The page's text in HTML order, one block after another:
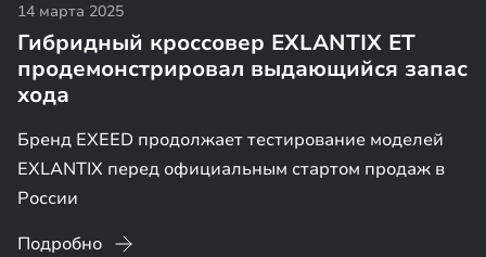
14 марта 2025
Гибридный кроссовер EXLANTIX ET
продемонстрировал выдающийся запас
хода
Бренд EXEED продолжает тестирование моделей
EXLANTIX перед официальным стартом продаж в
России
Подробно